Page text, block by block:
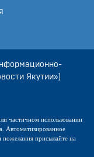
Якутии»)
частичном использовании
Автоматизированное
пожелания присылайте на